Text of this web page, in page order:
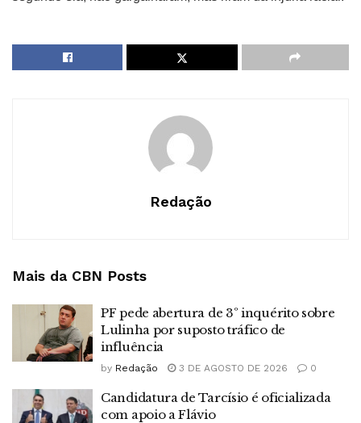
Redação
Mais da CBN Posts
PF pede abertura de 3º inquérito sobre
Lulinha por suposto tráfico de
influência
by Redação 3 DE AGOSTO DE 2026 0
Candidatura de Tarcísio é oficializada
com apoio a Flávio